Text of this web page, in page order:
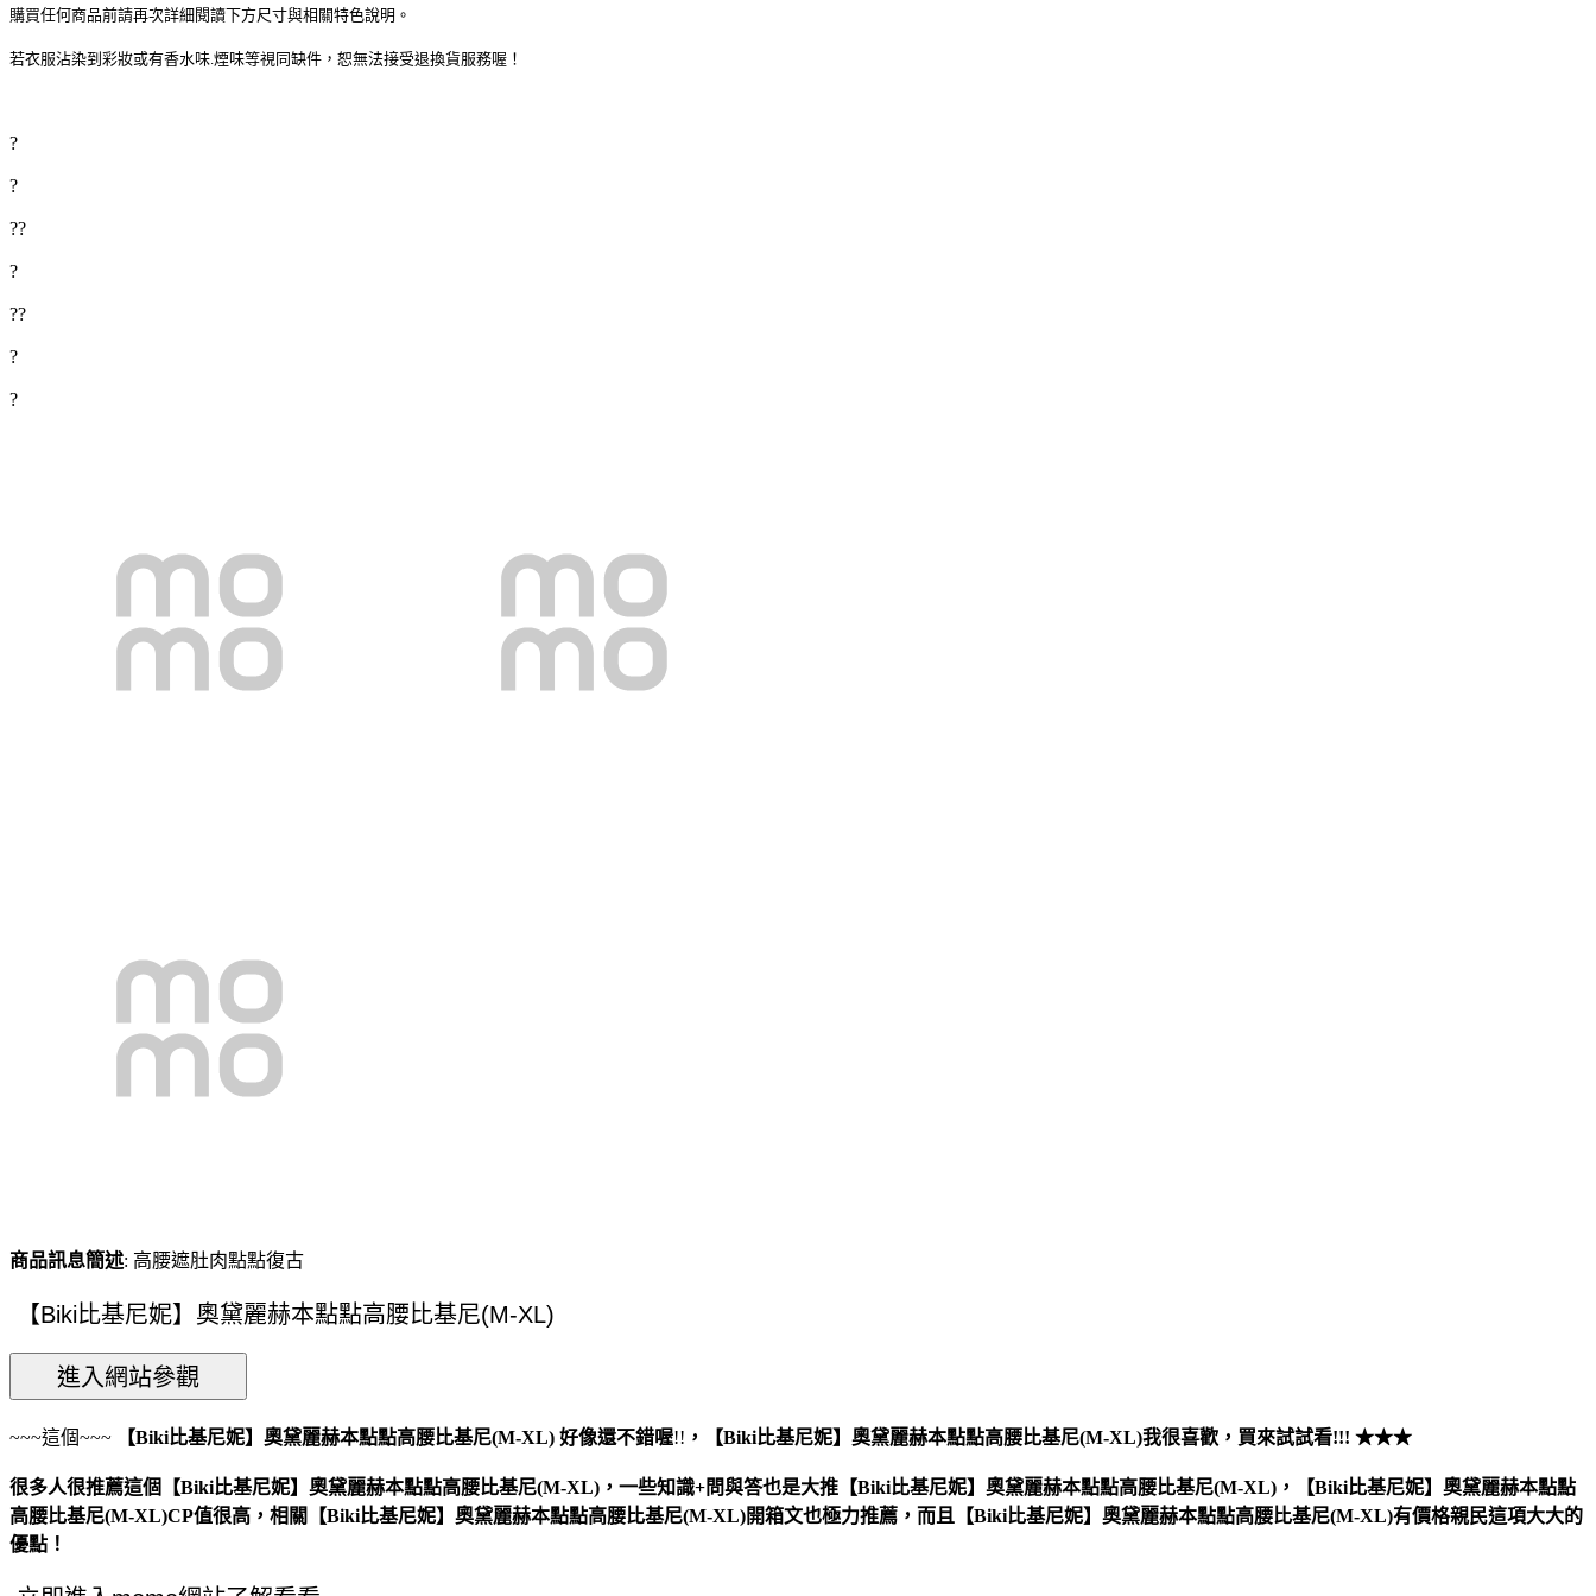
購買任何商品前請再次詳細閱讀下方尺寸與相關特色說明。
若衣服沾染到彩妝或有香水味.煙味等視同缺件，恕無法接受退換貨服務喔！
?
?
??
?
??
?
?
商品訊息簡述: 高腰遮肚肉點點復古
~~~這個~~~ 【Biki比基尼妮】奧黛麗赫本點點高腰比基尼(M-XL) 好像還不錯喔!! ， 【Biki比基尼妮】奧黛麗赫本點點高腰比基尼(M-XL)我很喜歡，買來試試看!!! ★★★
很多人很推薦這個【Biki比基尼妮】奧黛麗赫本點點高腰比基尼(M-XL)，一些知識+問與答也是大推【Biki比基尼妮】奧黛麗赫本點點高腰比基尼(M-XL)，【Biki比基尼妮】奧黛麗赫本點點
高腰比基尼(M-XL)CP值很高，相關【Biki比基尼妮】奧黛麗赫本點點高腰比基尼(M-XL)開箱文也極力推薦，而且【Biki比基尼妮】奧黛麗赫本點點高腰比基尼(M-XL)有價格親民這項大大的
優點！